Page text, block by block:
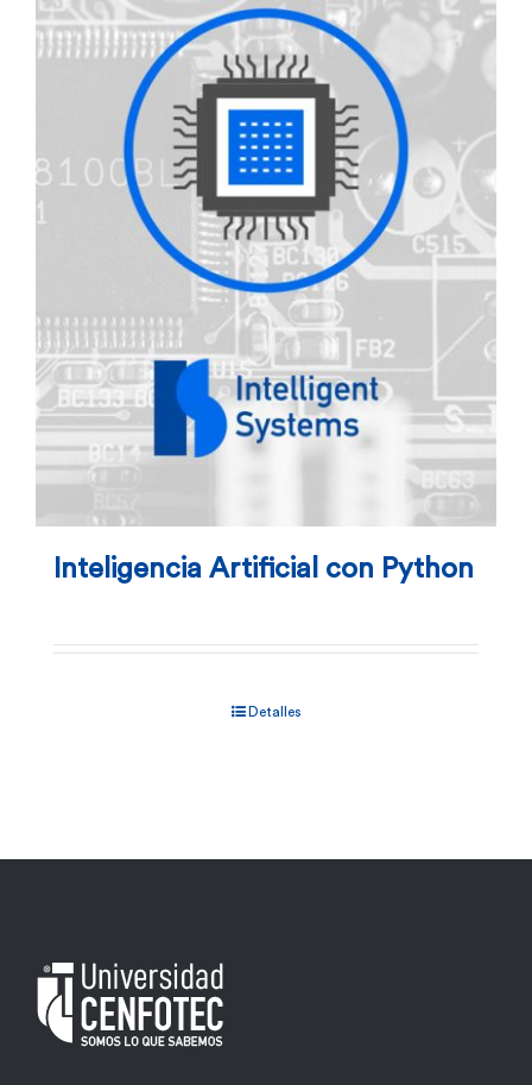
Inteligencia Artificial con Python
Detalles